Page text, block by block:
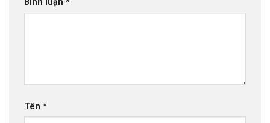
Bình luận *
Tên *